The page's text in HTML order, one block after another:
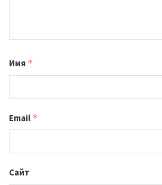
Имя *
Email *
Сайт